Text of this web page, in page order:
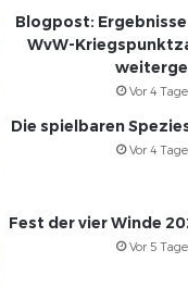
Blogpost:
WvW-
Vor 4
Die spielbaren
Vor 4
Fest der vier Winde
Vor 5